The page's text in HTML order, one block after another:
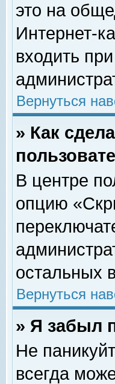
это на
Интернет-
входить
Вернуться
» Как
В центре
опцию
остальных
Вернуться
» Я забыл
Не
всегда